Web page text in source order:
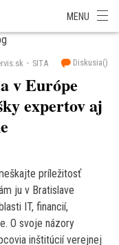
MENU
SITA Diskusia()
v Európe
expertov aj
príležitosť
ju v Bratislave
IT, financií,
O svoje názory
inštitúcií verejnej